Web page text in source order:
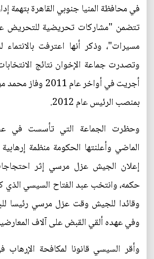
في محافظة المنيا جنوبي القاهرة
تتضمن "مشاركات تحريضية للتحريض
مسيرات"، وذكر أنها اعترفت بالانتماء
وتصدرت جماعة الإخوان نتائج الانتخابات
أجريت في أواخر عام
بمنصب الرئيس عام 2012.
وحظرت الجماعة التي تأسست في
إعلان الجيش عزل مرسي إثر
حكمه، وانتخب عبد الفتاح السيسي الذي
وفي عهده ألقي القبض على آلاف
وأقر السيسي قانونا لمكافحة